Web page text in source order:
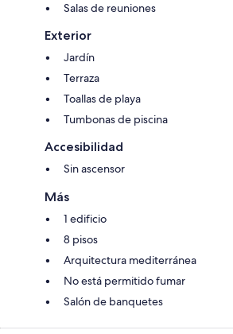
Salas de reuniones
Exterior
Jardín
Terraza
Toallas de playa
Tumbonas de piscina
Accesibilidad
Sin ascensor
Más
1 edificio
8 pisos
Arquitectura mediterránea
No está permitido fumar
Salón de banquetes